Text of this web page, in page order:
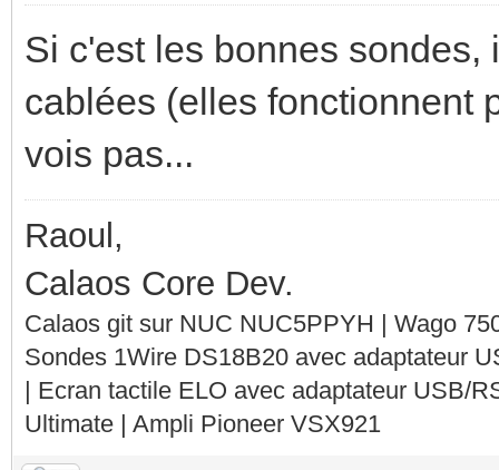
Si c'est les bonnes
cablées (elles fonctionnent
vois pas...
Raoul,
Calaos Core Dev.
Calaos git sur NUC NUC5PPYH | Wago
Sondes 1Wire DS18B20 avec adaptateur
| Ecran tactile ELO avec adaptateur USB/
Ultimate | Ampli Pioneer VSX921